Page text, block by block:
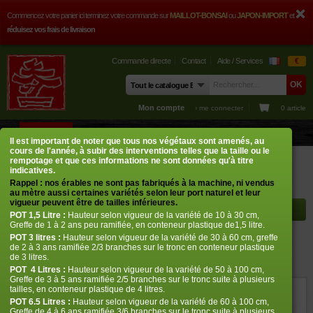
Commencez votre panier ici terminez votre commande surMAILLOT-BONSAIouJAPON-IMPORTet
réduisez vos frais de livraison
Commande directe Contact Aide / Services €
Mon compte › me connecter 0 article
Boutique Erables japonais Acer matsumurae Trompenburg
Rayon à afficher
Trompenburg
Il est important de noter que tous nos végétaux sont amenés, au
cours de l'année, à subir des interventions telles que la taille ou le
rempotage et que ces informations ne sont données qu'à titre
indicatives.
Rappel : nos érables ne sont pas fabriqués à la machine, ni vendus
au mètre aussi certaines variétés selon leur port naturel et leur
vigueur peuvent être de tailles inférieures.
POT1,5 Litre : Hauteur selon vigueur de la variété de 10 à 30 cm,
Greffe de 1 à 2 ans peu ramifiée, en conteneur plastique de1,5 litre.
POT3 litres : Hauteur selon vigueur de la variété de 30 à 60 cm, greffe
de 2 à 3 ans ramifiée 2/3 branches sur le tronc en conteneur plastique
de 3 litres.
POT 4 Litres : Hauteur selon vigueur de la variété de 50 à 100 cm,
Greffe de 3 à 5 ans ramifiée 2/5 branches sur le tronc suite à plusieurs
tailles, en conteneur plastique de 4 litres.
POT 6.5 Litres : Hauteur selon vigueur de la variété de 60 à 100 cm,